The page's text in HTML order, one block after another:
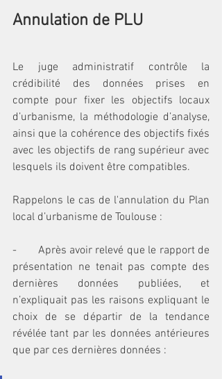
Annulation de PLU
Le juge administratif contrôle la
crédibilité des données prises en
compte pour fixer les objectifs locaux
d’urbanisme, la méthodologie d’analyse,
ainsi que la cohérence des objectifs fixés
avec les objectifs de rang supérieur avec
lesquels ils doivent être compatibles.
Rappelons le cas de l'annulation du Plan
local d’urbanisme de Toulouse :
-       Après avoir relevé que le rapport de
présentation ne tenait pas compte des
dernières données publiées, et
n’expliquait pas les raisons expliquant le
choix de se départir de la tendance
révélée tant par les données antérieures
que par ces dernières données :